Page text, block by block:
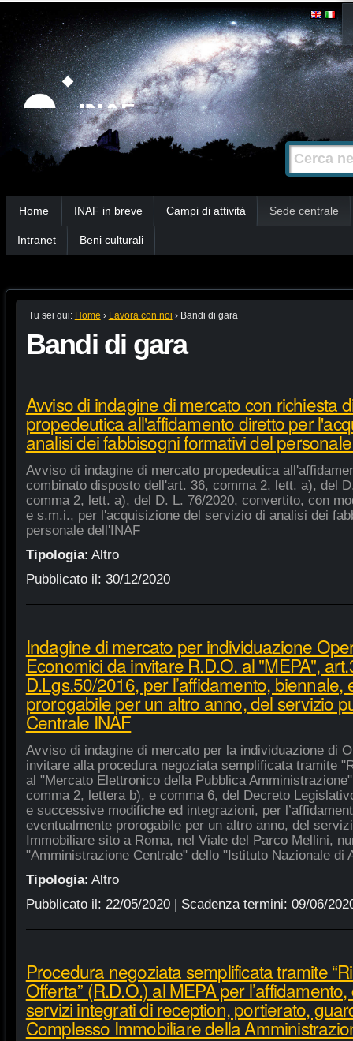
Strumenti
personali
Salta
contenuti.
|
Salta
alla
navigazione
Cerca nel
Ricerca
avanzata…
Home INAF in breve Campi di attività Sede centrale
Intranet Beni culturali
Tu sei qui: Home › Lavora con noi › Bandi di gara
Bandi di gara
Avviso di indagine di mercato con richiesta
propedeutica all'affidamento diretto per
analisi dei fabbisogni formativi del
Avviso di indagine di mercato propedeutica
combinato disposto dell'art. 36, comma 2, lett. a), del
comma 2, lett. a), del D. L. 76/2020, convertito, con
e s.m.i., per l'acquisizione del servizio di analisi dei
personale dell'INAF
Tipologia: Altro
Pubblicato il: 30/12/2020
Indagine di mercato per individuazione
Economici da invitare R.D.O. al "MEPA",
D.Lgs.50/2016, per l’affidamento, biennale,
prorogabile per un altro anno, del servizio
Centrale INAF
Avviso di indagine di mercato per la individuazione di
invitare alla procedura negoziata semplificata tramite
al "Mercato Elettronico della Pubblica
comma 2, lettera b), e comma 6, del Decreto
e successive modifiche ed integrazioni, per
eventualmente prorogabile per un altro anno, del
Immobiliare sito a Roma, nel Viale del Parco Mellini,
"Amministrazione Centrale" dello "Istituto Nazionale di
Tipologia: Altro
Pubblicato il: 22/05/2020| Scadenza termini: 09/06/
Procedura negoziata semplificata tramite
Offerta” (R.D.O.) al MEPA per
servizi integrati di reception, portierato,
Complesso Immobiliare della